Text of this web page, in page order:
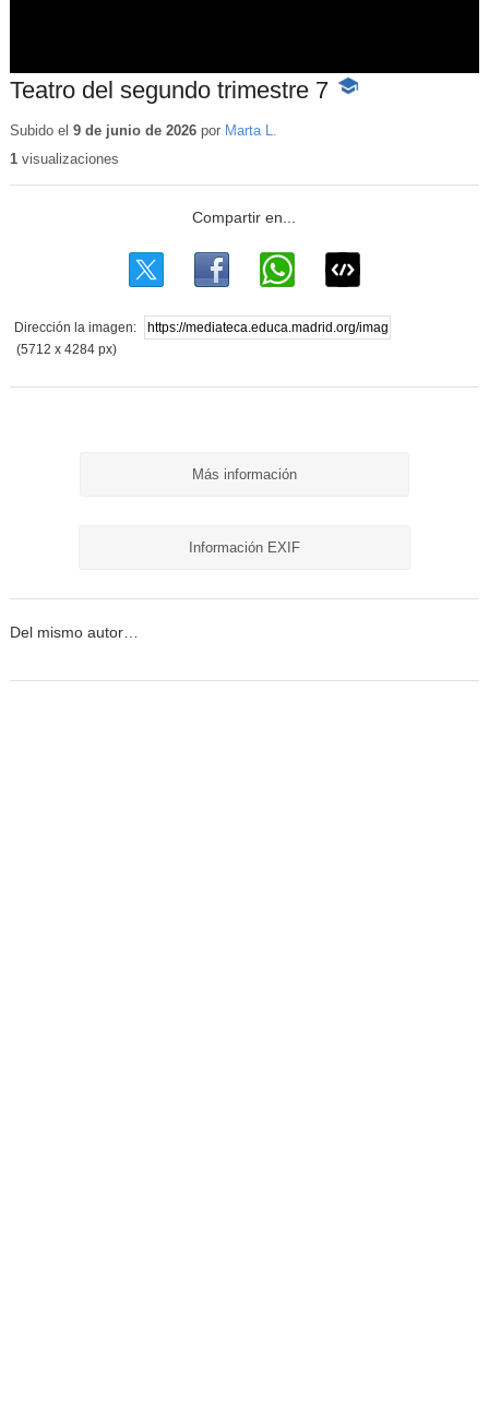
Teatro del segundo trimestre 7 -
Subido el 9 de junio de 2026por Marta L.
1visualizaciones
Dirección la imagen:
(5712 x 4284 px)
Más información
Información EXIF
Del mismo autor…